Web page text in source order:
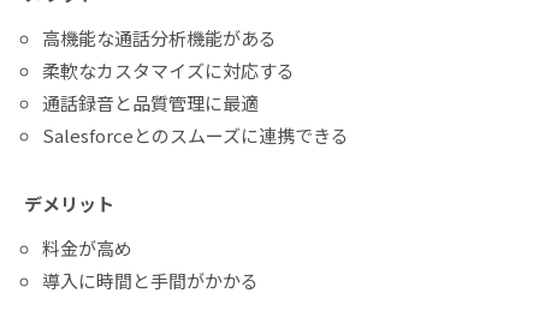
高機能な通話分析機能がある
柔軟なカスタマイズに対応する
通話録音と品質管理に最適
Salesforceとのスムーズに連携できる
デメリット
料金が高め
導入に時間と手間がかかる